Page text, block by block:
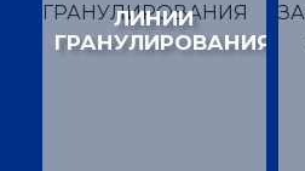
ЛИНИИ
ГРАНУЛИРОВАНИЯ